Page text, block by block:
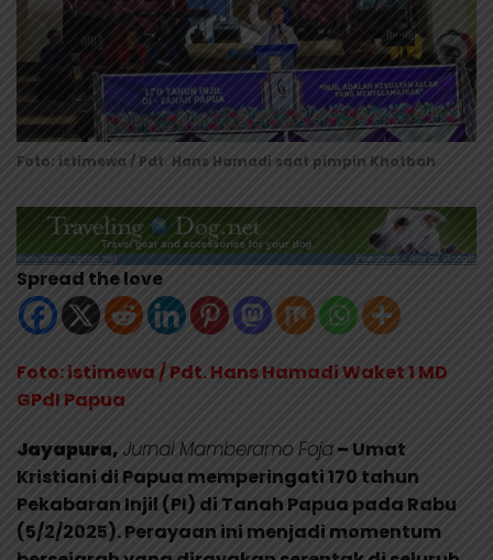
Foto: istimewa / Pdt. Hans Hamadi saat pimpin Khotbah
Spread the love
Foto: istimewa / Pdt. Hans Hamadi Waket 1 MD
GPdI Papua
Jayapura, Jurnal Mamberamo Foja– Umat
Kristiani di Papua memperingati 170 tahun
Pekabaran Injil (PI) di Tanah Papua pada Rabu
(5/2/2025). Perayaan ini menjadi momentum